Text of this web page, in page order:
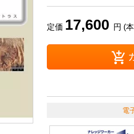
定価 17,600 円 (
電